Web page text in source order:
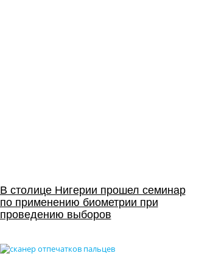
В столице Нигерии прошел семинар
по применению биометрии при
проведению выборов